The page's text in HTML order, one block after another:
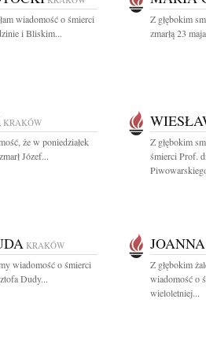
wiadomość o śmierci
i Bliskim...
Z głębokim
zmarłą 23
KRAKÓW
że w poniedziałek
Józef...
Z głębokim
śmierci Prof.
KRAKÓW
wiadomość o śmierci
Dudy...
Z głębokim
wiadomość o
wieloletniej...